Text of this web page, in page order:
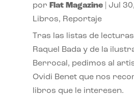
por Flat Magazine| Jul
Libros, Reportaje
Tras las listas de
Raquel Bada y de la
Berrocal, pedimos al
Ovidi Benet que nos
libros que le interesen.